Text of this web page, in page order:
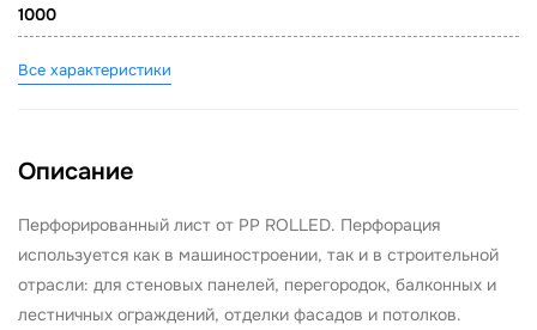
1000
Все характеристики
Описание
Перфорированный лист от PP ROLLED. Перфорация
используется как в машиностроении, так и в строительной
отрасли: для стеновых панелей, перегородок, балконных и
лестничных ограждений, отделки фасадов и потолков.